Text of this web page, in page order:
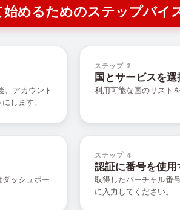
始めるためのステップバイ
、アカウント
します。
ステップ 2
国とサービスを選
利用可能な国のリスト
ッシュボー
ステップ 4
認証に番号を使用
取得したバーチャル番
に入力してください。